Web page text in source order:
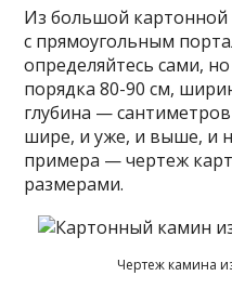
Из большой картонной
с прямоугольным
определяйтесь сами,
порядка 80-90 см,
глубина —
шире, и уже, и выше, и
примера — чертеж
размерами.
Чертеж камина